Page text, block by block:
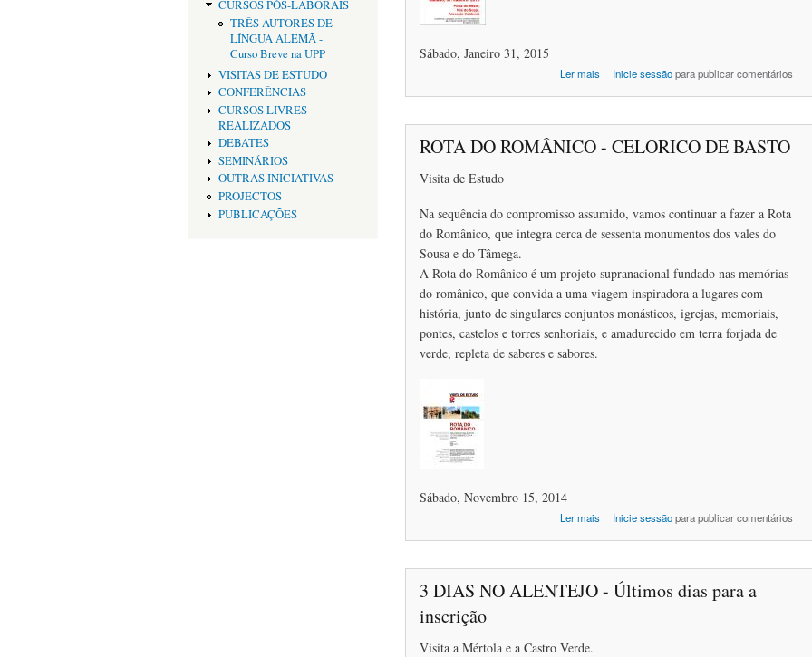
CURSOS PÓS-LABORAIS
TRÊS AUTORES DE
LÍNGUA ALEMÃ -
Curso Breve na UPP
VISITAS DE ESTUDO
CONFERÊNCIAS
CURSOS LIVRES
REALIZADOS
DEBATES
SEMINÁRIOS
OUTRAS INICIATIVAS
PROJECTOS
PUBLICAÇÕES
Sábado, Janeiro 31, 2015
Ler mais
acerca de Por “Terras do Vez” e do
Inicie sessãopara publicar comentários
ROTA DO ROMÂNICO - CELORICO DE BASTO
Visita de Estudo
Na sequência do compromisso assumido, vamos continuar a fazer a Rota
do Românico, que integra cerca de sessenta monumentos dos vales do
Sousa e do Tâmega.
A Rota do Românico é um projeto supranacional fundado nas memórias
do românico, que convida a uma viagem inspiradora a lugares com
história, junto de singulares conjuntos monásticos, igrejas, memoriais,
pontes, castelos e torres senhoriais, e amadurecido em terra forjada de
verde, repleta de saberes e sabores.
Sábado, Novembro 15, 2014
Ler mais
acerca de ROTA DO ROMÂNICO -
Inicie sessãopara publicar comentários
3 DIAS NO ALENTEJO - Últimos dias para a
inscrição
Visita a Mértola e a Castro Verde.